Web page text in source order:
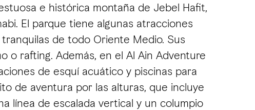
e histórica montaña de Jebel Hafit,
El parque tiene algunas atracciones
de todo Oriente Medio. Sus
o rafting. Además, en el Al Ain Adventure
de esquí acuático y piscinas para
de aventura por las alturas, que incluye
línea de escalada vertical y un columpio